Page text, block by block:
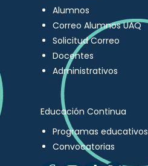
Alumnos
Correo Alumnos UAQ
Solicitud Correo
Docentes
Administrativos
Educación Continua
Programas educativos
Convocatorias